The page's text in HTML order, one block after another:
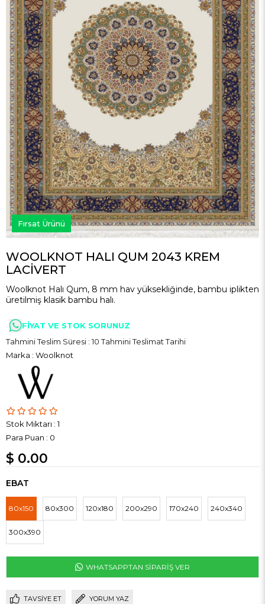
Fırsat Ürünü
WOOLKNOT HALI QUM 2043 KREM
LACİVERT
Woolknot Halı Qum, 8 mm hav yüksekliğinde, bambu iplikten
üretilmiş klasik bambu halı.
FİYAT VE STOK SORUNUZ
Tahmini Teslim Süresi : 10 Tahmini Teslimat Tarihi
Marka : Woolknot
Stok Miktarı : 1
Para Puan : 0
$ 0.00
EBAT
80x150 80x300 120x180 200x290 170x240 240x340
300x390
WHATSAPPTAN SİPARİŞ VER
TAVSIYE ET YORUM YAZ